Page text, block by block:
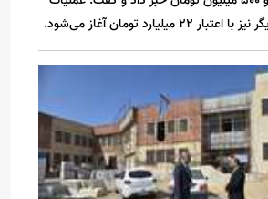
تومان آغاز می‌شود.